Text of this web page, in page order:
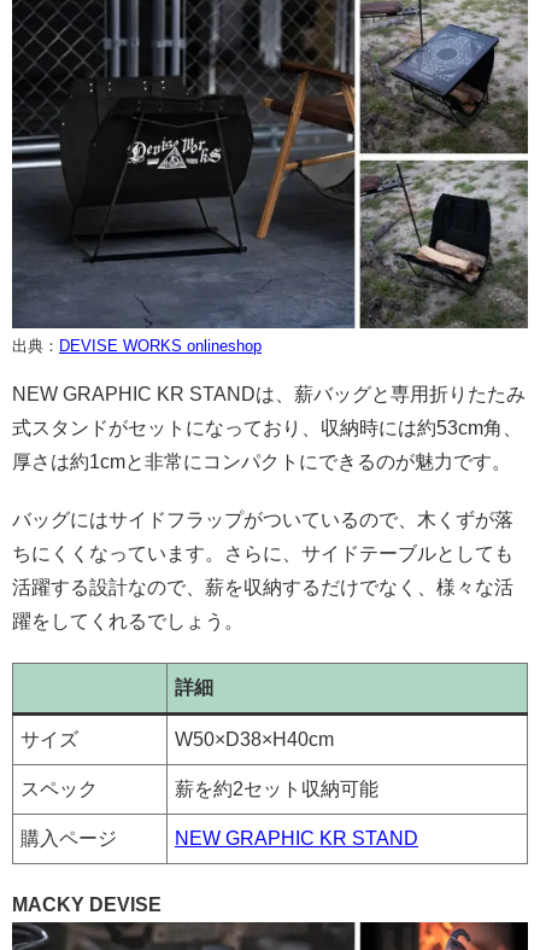
出典： DEVISE WORKS onlineshop
NEW GRAPHIC KR STANDは、薪バッグと専用折りたたみ
式スタンドがセットになっており、収納時には約53cm角、
厚さは約1cmと非常にコンパクトにできるのが魅力です。
バッグにはサイドフラップがついているので、木くずが落
ちにくくなっています。さらに、サイドテーブルとしても
活躍する設計なので、薪を収納するだけでなく、様々な活
躍をしてくれるでしょう。
詳細
サイズ W50×D38×H40cm
スペック 薪を約2セット収納可能
購入ページ NEW GRAPHIC KR STAND
MACKY DEVISE